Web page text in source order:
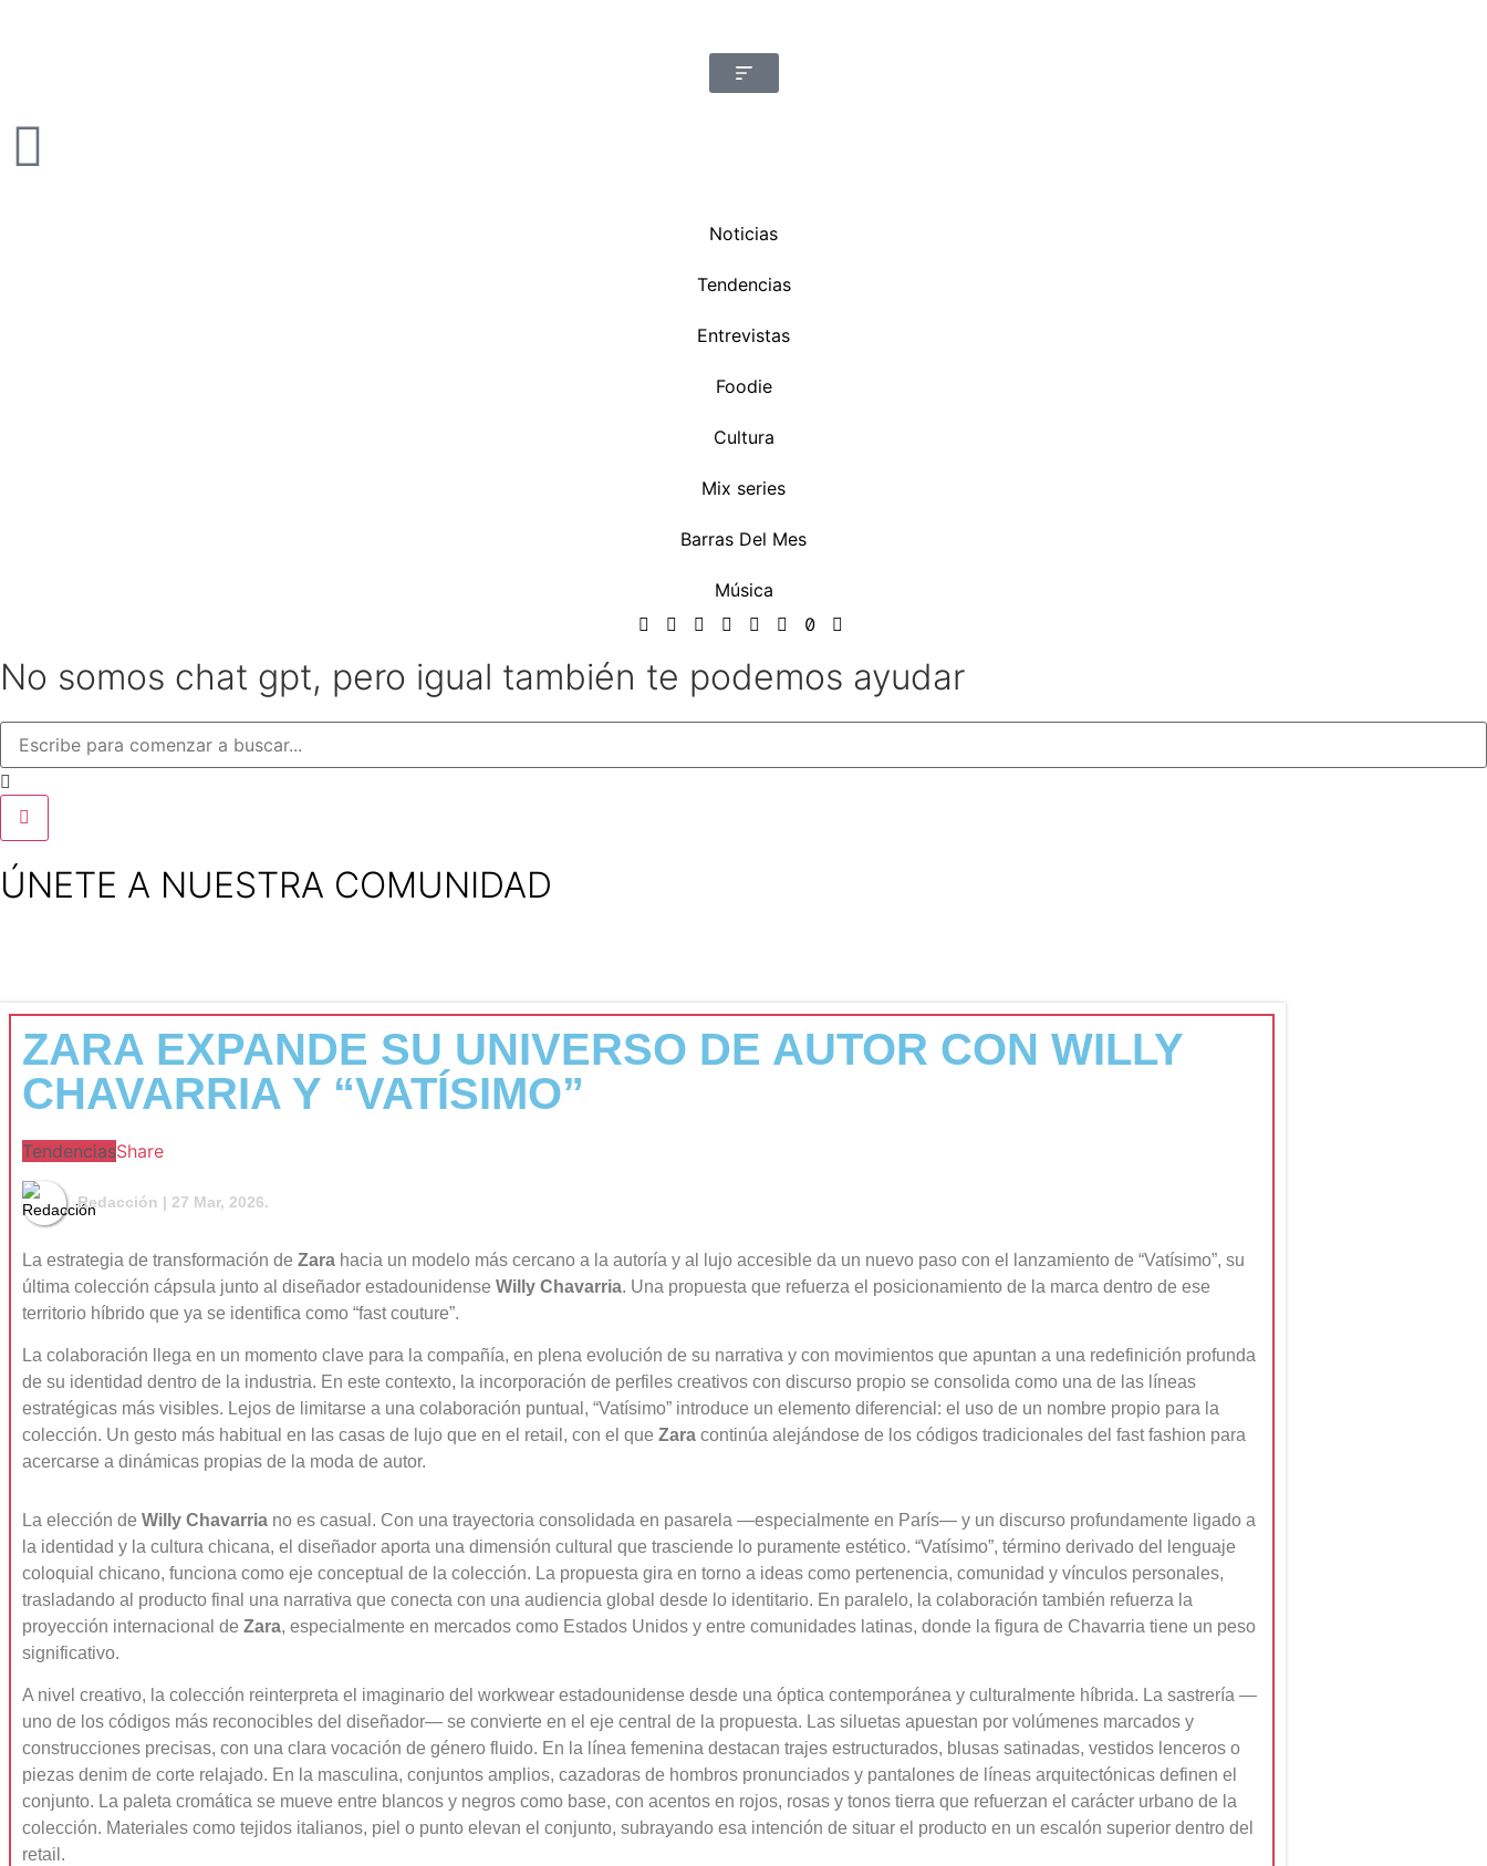
Noticias
Tendencias
Entrevistas
Foodie
Cultura
Mix series
Barras Del Mes
Música
No somos chat gpt, pero igual también te podemos ayudar
ÚNETE A NUESTRA COMUNIDAD
ZARA EXPANDE SU UNIVERSO DE AUTOR CON WILLY
CHAVARRIA Y “VATÍSIMO”
TendenciasShare
Redacción | 27 Mar, 2026.
La estrategia de transformación de Zara hacia un modelo más cercano a la autoría y al lujo accesible da un nuevo paso con el lanzamiento de “Vatísimo”, su
última colección cápsula junto al diseñador estadounidense Willy Chavarria. Una propuesta que refuerza el posicionamiento de la marca dentro de ese
territorio híbrido que ya se identifica como “fast couture”.
La colaboración llega en un momento clave para la compañía, en plena evolución de su narrativa y con movimientos que apuntan a una redefinición profunda
de su identidad dentro de la industria. En este contexto, la incorporación de perfiles creativos con discurso propio se consolida como una de las líneas
estratégicas más visibles. Lejos de limitarse a una colaboración puntual, “Vatísimo” introduce un elemento diferencial: el uso de un nombre propio para la
colección. Un gesto más habitual en las casas de lujo que en el retail, con el que Zara continúa alejándose de los códigos tradicionales del fast fashion para
acercarse a dinámicas propias de la moda de autor.
La elección de Willy Chavarria no es casual. Con una trayectoria consolidada en pasarela —especialmente en París— y un discurso profundamente ligado a
la identidad y la cultura chicana, el diseñador aporta una dimensión cultural que trasciende lo puramente estético. “Vatísimo”, término derivado del lenguaje
coloquial chicano, funciona como eje conceptual de la colección. La propuesta gira en torno a ideas como pertenencia, comunidad y vínculos personales,
trasladando al producto final una narrativa que conecta con una audiencia global desde lo identitario. En paralelo, la colaboración también refuerza la
proyección internacional de Zara, especialmente en mercados como Estados Unidos y entre comunidades latinas, donde la figura de Chavarria tiene un peso
significativo.
A nivel creativo, la colección reinterpreta el imaginario del workwear estadounidense desde una óptica contemporánea y culturalmente híbrida. La sastrería —
uno de los códigos más reconocibles del diseñador— se convierte en el eje central de la propuesta. Las siluetas apuestan por volúmenes marcados y
construcciones precisas, con una clara vocación de género fluido. En la línea femenina destacan trajes estructurados, blusas satinadas, vestidos lenceros o
piezas denim de corte relajado. En la masculina, conjuntos amplios, cazadoras de hombros pronunciados y pantalones de líneas arquitectónicas definen el
conjunto. La paleta cromática se mueve entre blancos y negros como base, con acentos en rojos, rosas y tonos tierra que refuerzan el carácter urbano de la
colección. Materiales como tejidos italianos, piel o punto elevan el conjunto, subrayando esa intención de situar el producto en un escalón superior dentro del
retail.